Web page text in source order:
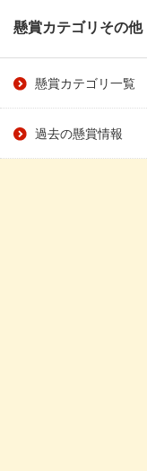
懸賞カテゴリその他
懸賞カテゴリ一覧
過去の懸賞情報